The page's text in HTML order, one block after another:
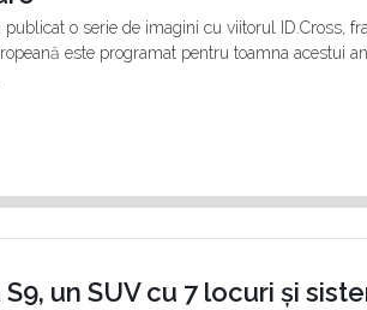
o serie de imagini cu viitorul ID.Cross,
este programat pentru toamna acestui
un SUV cu 7 locuri și